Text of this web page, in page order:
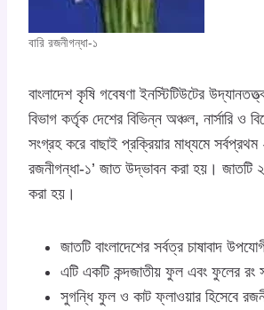
বারি রজনীগন্ধা-১
বাংলাদেশ কৃষি গবেষণা ইনস্টিটিউটের
বিভাগ কর্তৃক দেশের বিভিন্ন অঞ্চল, নার্সারি ও
সংগ্রহ করে বাছাই প্রক্রিয়ার মাধ্যমে সর্বপ্রথম
রজনীগন্ধা-১’ জাত উদ্ভাবন করা হয়।
করা হয়।
জাতটি বাংলাদেশের সর্বত্র চাষাবাদ
এটি একটি কন্দজাতীয় ফুল এবং ফুলের রং
সুগন্ধি ফুল ও কাট ফ্লাওয়ার হিসেবে